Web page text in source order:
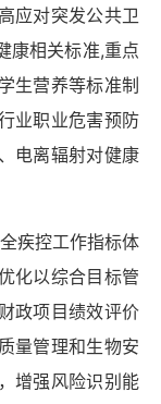
应对突发公共卫
康相关标准,重点
生营养等标准制
业职业危害预防
电离辐射对健康
疾控工作指标体
化以综合目标管
政项目绩效评价
量管理和生物安
增强风险识别能